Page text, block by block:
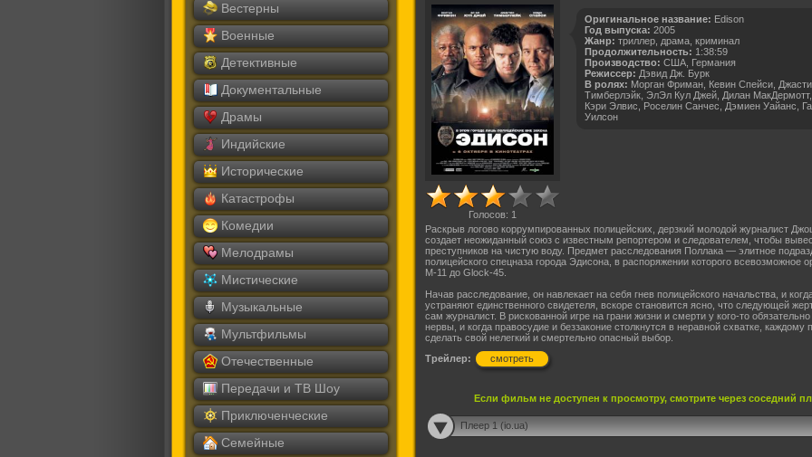
Вестерны
Военные
Детективные
Документальные
Драмы
Индийские
Исторические
Катастрофы
Комедии
Мелодрамы
Мистические
Музыкальные
Мультфильмы
Отечественные
Передачи и ТВ Шоу
Приключенческие
Семейные
Голосов: 1
Оригинальное название: Edison
Год выпуска: 2005
Жанр: триллер, драма, криминал
Продолжительность: 1:38:59
Производство: США, Германия
Режиссер: Дэвид Дж. Бурк
В ролях: Морган Фриман, Кевин Спейси,
Тимберлэйк, ЭлЭл Кул Джей, Дилан
Кэри Элвис, Роселин Санчес, Дэмиен Уайанс,
Уилсон
Раскрыв логово коррумпированных полицейских, дерзкий молодой журналист
создает неожиданный союз с известным репортером и следователем, чтобы
преступников на чистую воду. Предмет расследования Поллака — элитное
полицейского спецназа города Эдисона, в распоряжении которого всевозможное
М-11 до Glock-45.
Начав расследование, он навлекает на себя гнев полицейского начальства, и
устраняют единственного свидетеля, вскоре становится ясно, что следующей
сам журналист. В рискованной игре на грани жизни и смерти у кого-то обязательно
нервы, и когда правосудие и беззаконие столкнутся в неравной схватке, каждому
сделать свой нелегкий и смертельно опасный выбор.
Трейлер:
смотреть
Если фильм не доступен к просмотру, смотрите через соседний
Плеер 1 (io.ua)